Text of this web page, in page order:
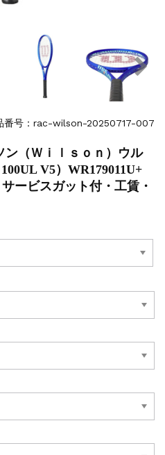
番号：rac-wilson-20250717-007
ン（Ｗｉｌｓｏｎ）ウル
V5）WR179011U+
ービスガット付・工賃・